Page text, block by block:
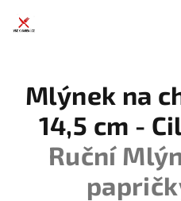
Mlýnek na
14,5 cm -
Ruční